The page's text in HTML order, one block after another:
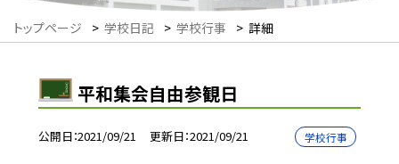
トップページ > 学校日記 > 学校行事 > 詳細
平和集会自由参観日
公開日 2021/09/21 更新日 2021/09/21 学校行事